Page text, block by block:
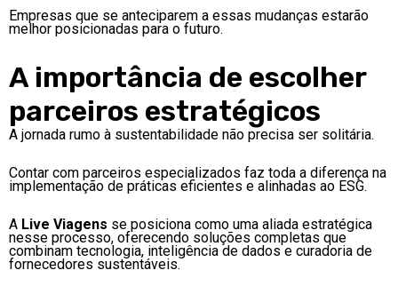
Empresas que se anteciparem a essas mudanças estarão
melhor posicionadas para o futuro.
A importância de escolher
parceiros estratégicos
A jornada rumo à sustentabilidade não precisa ser solitária.
Contar com parceiros especializados faz toda a diferença na
implementação de práticas eficientes e alinhadas ao ESG.
A Live Viagens se posiciona como uma aliada estratégica
nesse processo, oferecendo soluções completas que
combinam tecnologia, inteligência de dados e curadoria de
fornecedores sustentáveis.